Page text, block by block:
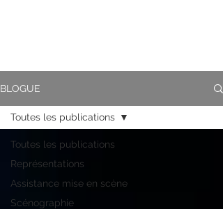
BLOGUE
Toutes les publications
Représentations
Assistance mise en scène
Scénographie
Toutes les publications